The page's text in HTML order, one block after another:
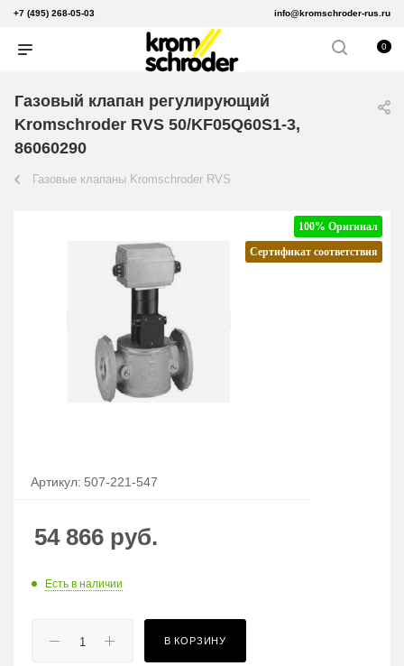
+7 (495) 268-05-03 info@kromschroder-rus.ru
0
Газовый клапан регулирующий
Kromschroder RVS 50/KF05Q60S1-3,
86060290
Газовые клапаны Kromschroder RVS
100% Оригинал
Сертификат соответствия
Артикул: 507-221-547
54 866 руб.
Есть в наличии
В КОРЗИНУ